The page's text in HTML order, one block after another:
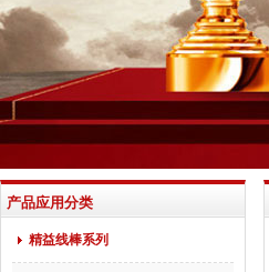
产品应用分类
精益线棒系列